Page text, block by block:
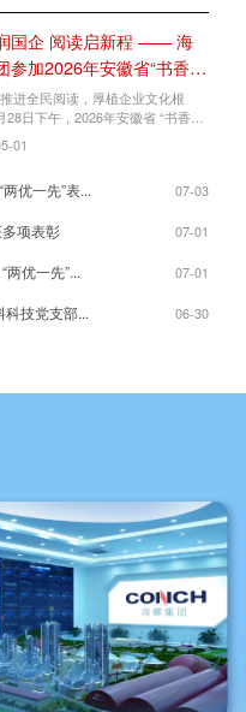
”的一线攻坚机制。业务人员扎根
调产能、跟进订单、优化生产计
应对停工误工问题；质检人员全
控生产工序、严守品质标准，全
短缺带来的生产负面影响。深耕
合赋能、优化生产管理，是公司
长效发展的关键支撑。公司不止
与本土化深耕。一线驻场团队充
内成熟的生产管理经验，深度参
厂日常运营，协助其优化生产流
作业标准、补齐管理短板，持续
常态化协作、双向交流融合，搭
与交付风险，以稳定的品质和履
的同时，公司依托国内精细化生
团队则聚焦设计研发、样品试
量高端订单，两者相辅相成、优
这一格局的构建，推动服装出口
统的规模扩张向品质升级、品类
型，打造差异化市场竞争力。从初
到稳步落地，从直面困境到聚力破
公司海外市场的每一步进展，既
略布局的成果，更是一线团队坚
协同攻坚的生动写照。公司将持
内外产能协同体系，以专业实力
多变的外部环境，以实干姿态深
国企 阅读启新程 —— 海
参加2026年安徽省“书香国
季”启动仪式
进全民阅读，厚植企业文化根
28日下午，2026年安徽省 “书香国
下属安徽国贸受集团委派参会，
约”，共话阅读赋能国企高质量发展
、安徽出版集团承办，省国资委
仪式在集体观看《总书记的读书
示了近年来安徽省“书香国企”建设
、魏民及国元员工深情诵读经典
家赵焰结合自身经历作阅读分
珠玑、引人入胜；国元金控集
资集团、安徽农垦集团先后作 “书
” 建设经验交流，分享阅读活动开
阵地打造、阅读成果转化等方面
举措与成效，为集团后续工作开展
贵经验与有益借鉴。建设“书香国
牢信仰之基的政治要求、提升企业
要路径、建强企业文化的必由之
省属重点国企，海螺集团始终高
01
优一先”表... 07-03
项表彰 07-01
优一先”... 07-01
技党支部... 06-30